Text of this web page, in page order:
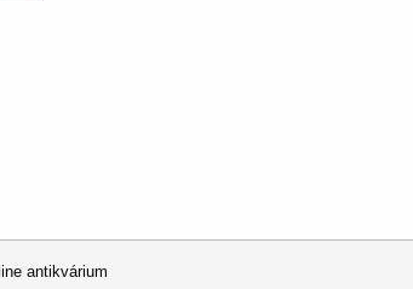
antikvárium